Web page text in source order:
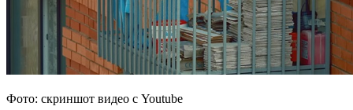
Фото: скриншот видео с Youtube